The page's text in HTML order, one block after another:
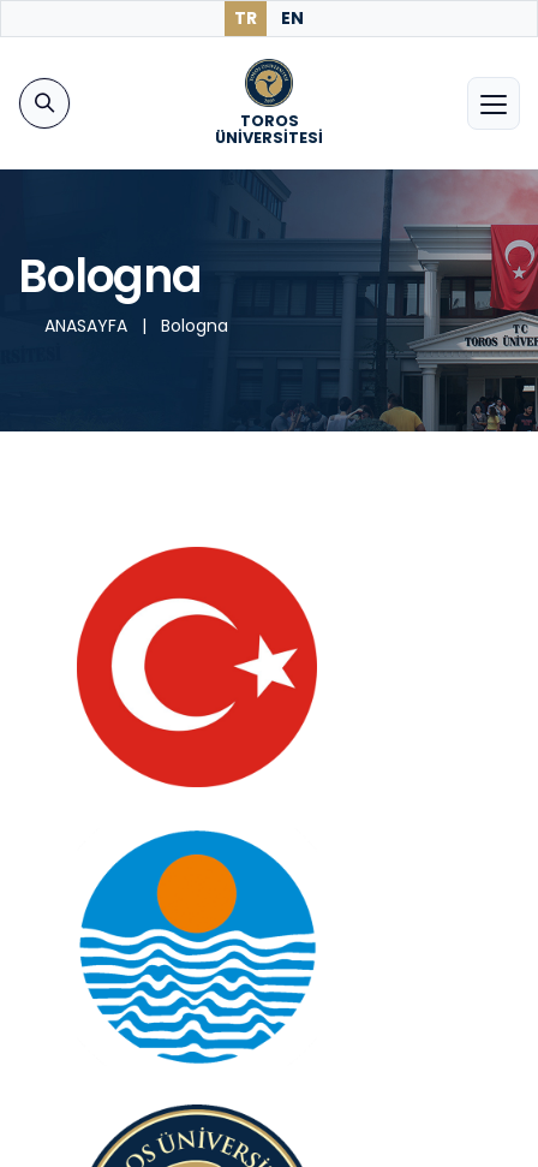
TR EN
TOROS
ÜNİVERSİTESİ
Bologna
ANASAYFA | Bologna
Türkiye
Mersin